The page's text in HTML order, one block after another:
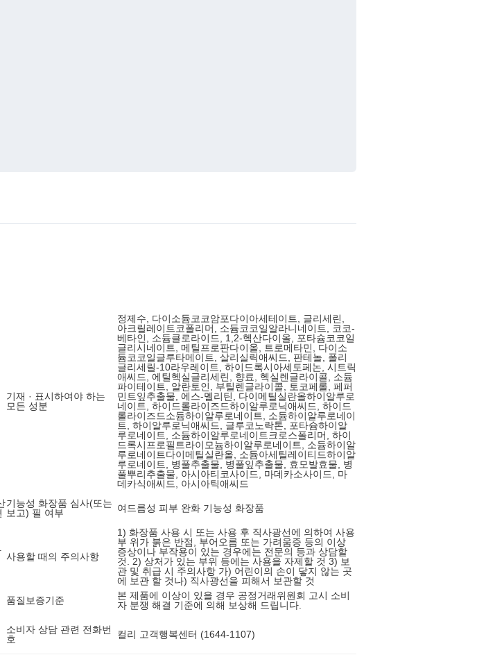
기재 · 표시하여야 하는
모든 성분
정제수, 다이소듐코코암포다이아세테이트, 글리세린,
아크릴레이트코폴리머, 소듐코코일알라니네이트, 코코-
베타인, 소듐클로라이드, 1,2-헥산다이올, 포타슘코코일
글리시네이트, 메틸프로판다이올, 트로메타민, 다이소
듐코코일글루타메이트, 살리실릭애씨드, 판테놀, 폴리
글리세릴-10라우레이트, 하이드록시아세토페논, 시트릭
애씨드, 에틸헥실글리세린, 향료, 헥실렌글라이콜, 소듐
파이테이트, 알란토인, 부틸렌글라이콜, 토코페롤, 페퍼
민트잎추출물, 에스-멜리틴, 다이메틸실란올하이알루로
네이트, 하이드롤라이즈드하이알루로닉애씨드, 하이드
롤라이즈드소듐하이알루로네이트, 소듐하이알루로네이
트, 하이알루로닉애씨드, 글루코노락톤, 포타슘하이알
루로네이트, 소듐하이알루로네이트크로스폴리머, 하이
드록시프로필트라이모늄하이알루로네이트, 소듐하이알
루로네이트다이메틸실란올, 소듐아세틸레이티드하이알
루로네이트, 병풀추출물, 병풀잎추출물, 효모발효물, 병
풀뿌리추출물, 아시아티코사이드, 마데카소사이드, 마
데카식애씨드, 아시아틱애씨드
기능성 화장품 심사(또는
보고) 필 여부
여드름성 피부 완화 기능성 화장품
사용할 때의 주의사항
1) 화장품 사용 시 또는 사용 후 직사광선에 의하여 사용
부 위가 붉은 반점, 부어오름 또는 가려움증 등의 이상
증상이나 부작용이 있는 경우에는 전문의 등과 상담할
것. 2) 상처가 있는 부위 등에는 사용을 자제할 것 3) 보
관 및 취급 시 주의사항 가) 어린이의 손이 닿지 않는 곳
에 보관 할 것나) 직사광선을 피해서 보관할 것
품질보증기준
본 제품에 이상이 있을 경우 공정거래위원회 고시 소비
자 분쟁 해결 기준에 의해 보상해 드립니다.
소비자 상담 관련 전화번
호
컬리 고객행복센터 (1644-1107)